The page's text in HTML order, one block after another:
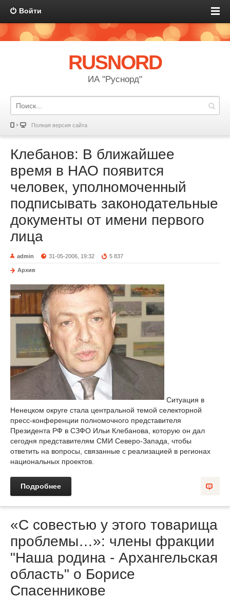
Войти
RUSNORD
ИА "Руснорд"
Полная версия сайта
Клебанов: В ближайшее
время в НАО появится
человек, уполномоченный
подписывать законодательные
документы от имени первого
лица
admin 31-05-2006, 19:32 5 837
Архив
Ситуация в
Ненецком округе стала центральной темой селекторной
пресс-конференции полномочного представителя
Президента РФ в СЗФО Ильи Клебанова, которую он дал
сегодня представителям СМИ Северо-Запада, чтобы
ответить на вопросы, связанные с реализацией в регионах
национальных проектов.
Подробнее
«С совестью у этого товарища
проблемы…»: члены фракции
"Наша родина - Архангельская
область" о Борисе
Спасенникове